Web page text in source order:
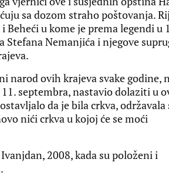
sa dozom straho poštovanja.
Beheći u kome je prema legendi u
Nemanjića i njegove
narod ovih krajeva svake godine,
septembra, nastavio dolaziti u
da je bila crkva, održavala
nići crkva u kojoj će se moći
2008, kada su položeni i